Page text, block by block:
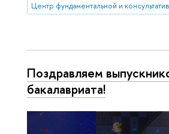
Центр фундаментальной и
Поздравляем
бакалавриата!